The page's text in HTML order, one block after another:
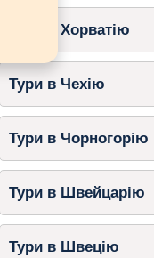
Тури в Хорватію
Тури в Чехію
Тури в Чорногорію
Тури в Швейцарію
Тури в Швецію